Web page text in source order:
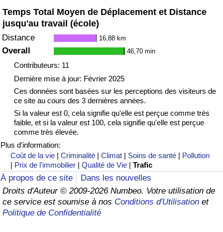
Temps Total Moyen de Déplacement et Distance
jusqu'au travail (école)
Distance 16,88 km
Overall 46,70 min
Contributeurs: 11
Dernière mise à jour: Février 2025
Ces données sont basées sur les perceptions des visiteurs de
ce site au cours des 3 dernières années.
Si la valeur est 0, cela signifie qu'elle est perçue comme très
faible, et si la valeur est 100, cela signifie qu'elle est perçue
comme très élevée.
Plus d'information:
Coût de la vie |Criminalité |Climat | Soins de santé | Pollution
| Prix de l'immobilier |Qualité de Vie |Trafic
À propos de ce site
Dans les nouvelles
Droits d'Auteur © 2009-2026 Numbeo. Votre utilisation de
ce service est soumise à nos Conditions d'Utilisation et
Politique de Confidentialité